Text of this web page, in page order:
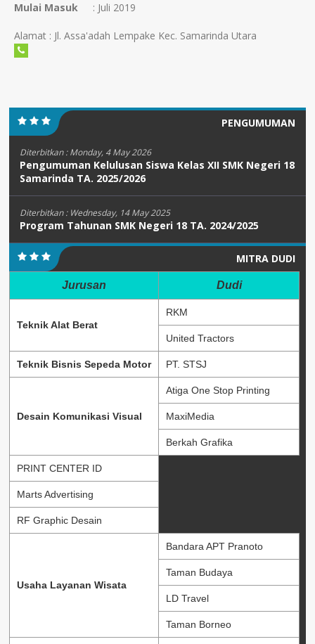
Mulai Masuk
: Juli 2019
Alamat : Jl. Assa'adah Lempake Kec. Samarinda Utara
PENGUMUMAN
Diterbitkan :Monday, 4 May 2026
Pengumuman Kelulusan Siswa Kelas XII SMK Negeri 18
Samarinda TA. 2025/2026
Diterbitkan : Wednesday, 14 May 2025
Program Tahunan SMK Negeri 18 TA. 2024/2025
MITRA DUDI
Jurusan Dudi
Teknik Alat Berat
RKM
United Tractors
Teknik Bisnis Sepeda Motor PT. STSJ
Desain Komunikasi Visual
Atiga One Stop Printing
MaxiMedia
Berkah Grafika
PRINT CENTER ID
Marts Advertising
RF Graphic Desain
Usaha Layanan Wisata
Bandara APT Pranoto
Taman Budaya
LD Travel
Taman Borneo